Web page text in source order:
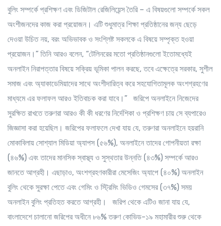
বুলিং সম্পর্কে প্রশিক্ষণ এবং ডিজিটাল রেজিলিয়েন্স তৈরি – এ বিষয়গুলো সম্পর্কে সকল
অংশীজনদের কাজ করা প্রয়োজন। এটি শুধুমাত্র শিক্ষা প্রতিষ্ঠানের জন্য ছেড়ে
দেওয়া উচিত নয়, বরং অভিভাবক ও সংশ্লিষ্ট সকলকে এ বিষয়ে সম্পৃক্ত হওয়া
প্রয়োজন।” তিনি আরও বলেন, “টেলিনরের মতো প্রতিষ্ঠানগুলো ইতোমধ্যেই
অনলাইন নিরাপত্তার বিষয়ে সক্রিয় ভূমিকা পালন করছে, তবে এক্ষেত্রে সরকার, সুশীল
সমাজ এবং অ্যাকাডেমিয়াদের সাথে অংশীদারিত্ব করে সহযোগিতামূলক অংশগ্রহণের
মাধ্যমে এর ফলাফল আরও ইতিবাচক করা যাবে।” জরিপে অনলাইনে নিজেদের
সুরক্ষিত রাখতে তরুণরা আরও কী কী ধরণের নির্দেশিকা ও প্রশিক্ষণ চায় সে ব্যপারেও
জিজ্ঞাসা করা হয়েছিল। জরিপের ফলাফলে দেখা যায় যে, তরুণরা অনলাইনে হয়রানি
মোকাবিলায় সোশ্যাল মিডিয়া অ্যাপস (৫৬%), অনলাইনে তাদের গোপনীয়তা রক্ষা
(৪৬%) এবং তাদের মানসিক স্বাস্থ্য ও সুস্থতার উন্নতি (৪৩%) সম্পর্কে আরও
জানতে আগ্রহী। এছাড়াও, অংশগ্রহণকারীরা মেসেজিং অ্যাপে (৪০%) অনলাইন
বুলিং থেকে সুরক্ষা পেতে এবং গেমিং ও স্ট্রিমিং ভিডিও গেমসের (৩৭%) সময়
অনলাইন বুলিং প্রতিহত করতে আগ্রহী। জরিপ থেকে এটিও জানা যায় যে,
বাংলাদেশে চালানো জরিপের অধীনে ৮৬% তরুণ কোভিড-১৯ মহামারীর শুরু থেকে